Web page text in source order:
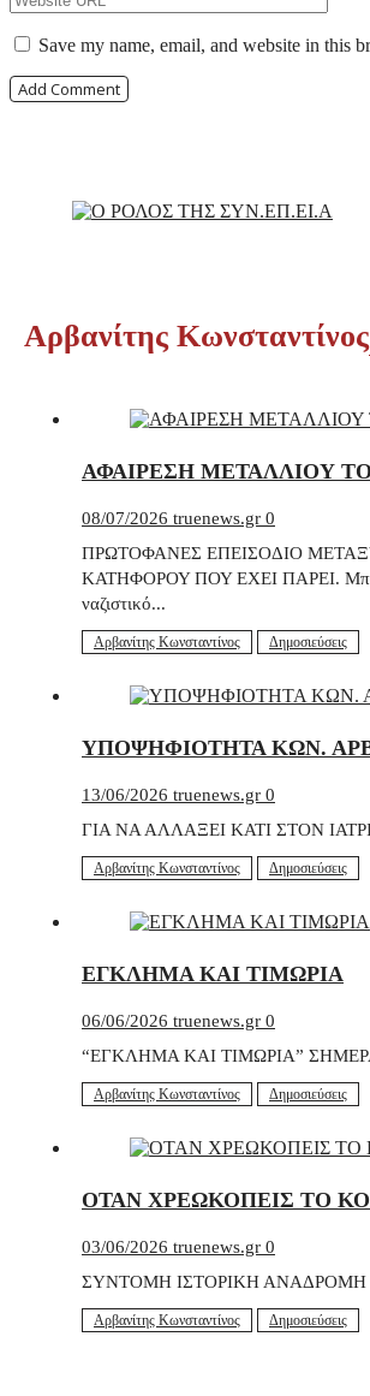
Save my name, email, and website in this
Αρβανίτης Κωνσταντίνος
ΑΦΑΙΡΕΣΗ ΜΕΤΑΛΛΙΟΥ
08/07/2026 truenews.gr 0
ΠΡΩΤΟΦΑΝΕΣ ΕΠΕΙΣΟΔΙΟ
ΚΑΤΗΦΟΡΟΥ ΠΟΥ ΕΧΕΙ ΠΑΡΕΙ. Μπορεί η
ναζιστικό...
Αρβανίτης Κωνσταντίνος Δημοσιεύσεις
ΥΠΟΨΗΦΙΟΤΗΤΑ ΚΩΝ.
13/06/2026 truenews.gr 0
ΓΙΑ ΝΑ ΑΛΛΑΞΕΙ ΚΑΤΙ ΣΤΟΝ
Αρβανίτης Κωνσταντίνος Δημοσιεύσεις
ΕΓΚΛΗΜΑ ΚΑΙ ΤΙΜΩΡΙΑ
06/06/2026 truenews.gr 0
“ΕΓΚΛΗΜΑ ΚΑΙ ΤΙΜΩΡΙΑ”
Αρβανίτης Κωνσταντίνος Δημοσιεύσεις
ΟΤΑΝ ΧΡΕΩΚΟΠΕΙΣ ΤΟ
03/06/2026 truenews.gr 0
ΣΥΝΤΟΜΗ ΙΣΤΟΡΙΚΗ ΑΝΑΔΡΟΜΗ
Αρβανίτης Κωνσταντίνος Δημοσιεύσεις